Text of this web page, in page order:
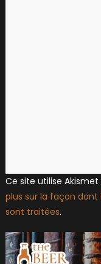
Ce site utilise
plus sur la façon
sont traitées.